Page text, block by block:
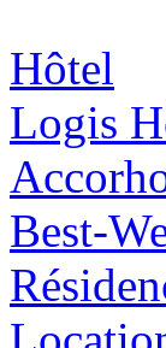
Hôtel
Logis
Best-